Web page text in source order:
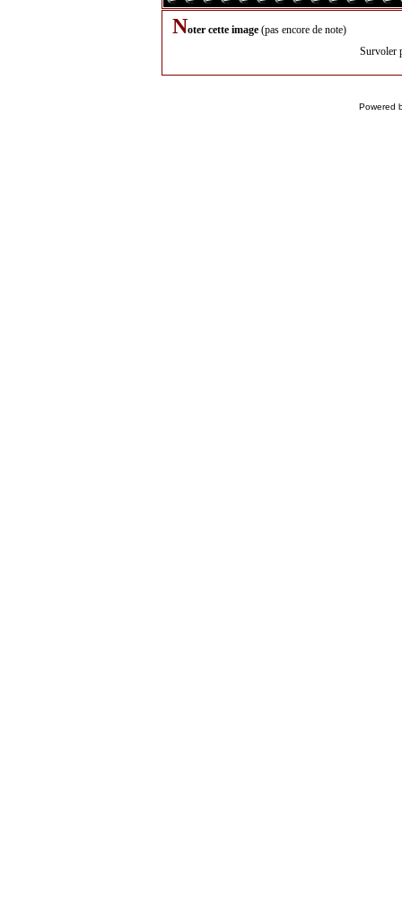
Noter cette image (pas encore de note)
Survoler
Powered